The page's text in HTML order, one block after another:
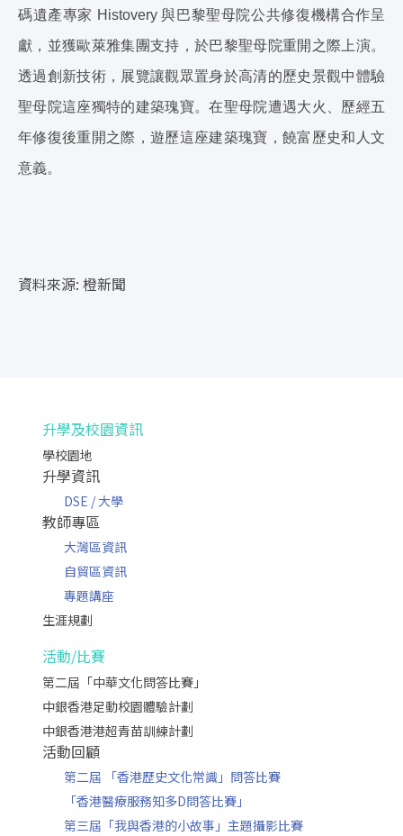
碼遺產專家 Histovery 與巴黎聖母院公共修復機構合作呈
獻，並獲歐萊雅集團支持，於巴黎聖母院重開之際上演。
透過創新技術，展覽讓觀眾置身於高清的歷史景觀中體驗
聖母院這座獨特的建築瑰寶。在聖母院遭遇大火、歷經五
年修復後重開之際，遊歷這座建築瑰寶，饒富歷史和人文
意義。
資料來源: 橙新聞
升學及校園資訊
學校園地
升學資訊
DSE / 大學
教師專區
大灣區資訊
自貿區資訊
專題講座
生涯規劃
活動/比賽
第二屆「中華文化問答比賽」
中銀香港足動校園體驗計劃
中銀香港港超青苗訓練計劃
活動回顧
第二屆 「香港歷史文化常識」問答比賽
「香港醫療服務知多D問答比賽」
第三屆「我與香港的小故事」主題攝影比賽